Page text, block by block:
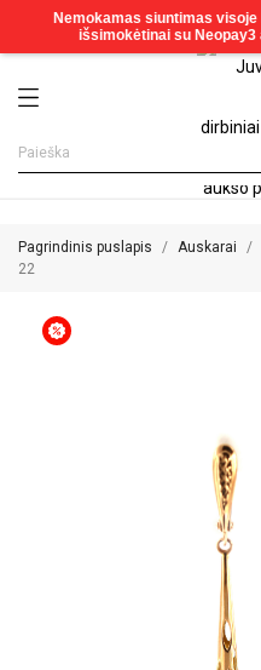
Pagrindinis puslapis Auskarai
22